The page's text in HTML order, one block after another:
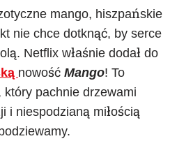
mango, hiszpańskie
nie chce dotknąć, by serce
Netflix właśnie dodał do
nowość Mango! To
który pachnie drzewami
i niespodzianą miłością